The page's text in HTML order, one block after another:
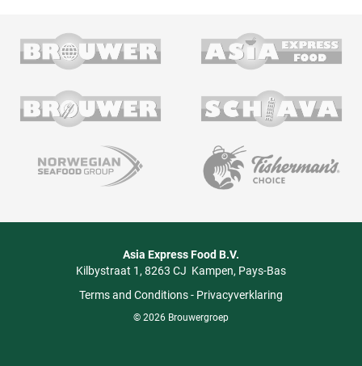
Asia Express Food B.V.
Kilbystraat 1 8263 CJ Kampen Pays-Bas
Terms and Conditions- Privacyverklaring
© 2026 Brouwergroep